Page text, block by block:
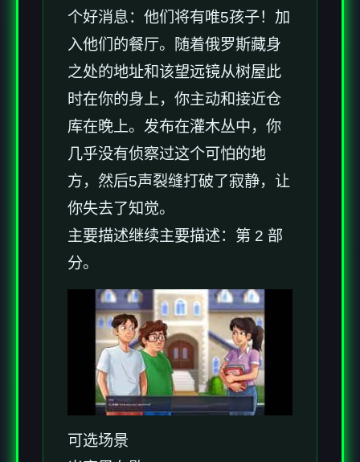
个好消息：他们将有唯5孩子！加
入他们的餐厅。随着俄罗斯藏身
之处的地址和该望远镜从树屋此
时在你的身上，你主动和接近仓
库在晚上。发布在灌木丛中，你
几乎没有侦察过这个可怕的地
方，然后5声裂缝打破了寂静，让
你失去了知觉。
主要描述继续主要描述：第 2 部
分。
可选场景